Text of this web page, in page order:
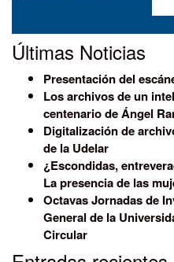
de
entradas
Últimas Noticias
Presentación del
Los archivos de un
centenario de Ángel
Digitalización de
de la Udelar
¿Escondidas,
La presencia de las
Octavas Jornadas de
General de la
Circular